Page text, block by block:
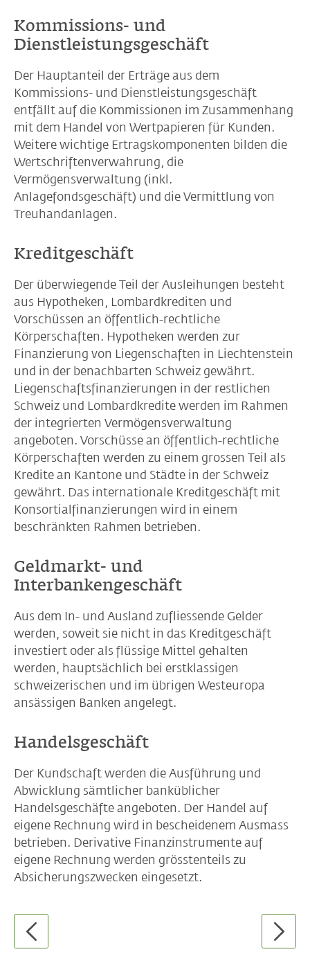
Kommissions- und
Dienstleistungsgeschäft
Der Hauptanteil der Erträge aus dem
Kommissions- und Dienstleistungsgeschäft
entfällt auf die Kommissionen im Zusammenhang
mit dem Handel von Wertpapieren für Kunden.
Weitere wichtige Ertragskomponenten bilden die
Wertschriftenverwahrung, die
Vermögensverwaltung (inkl.
Anlagefondsgeschäft) und die Vermittlung von
Treuhandanlagen.
Kreditgeschäft
Der überwiegende Teil der Ausleihungen besteht
aus Hypotheken, Lombardkrediten und
Vorschüssen an öffentlich-rechtliche
Körperschaften. Hypotheken werden zur
Finanzierung von Liegenschaften in Liechtenstein
und in der benachbarten Schweiz gewährt.
Liegenschaftsfinanzierungen in der restlichen
Schweiz und Lombardkredite werden im Rahmen
der integrierten Vermögensverwaltung
angeboten. Vorschüsse an öffentlich-rechtliche
Körperschaften werden zu einem grossen Teil als
Kredite an Kantone und Städte in der Schweiz
gewährt. Das internationale Kreditgeschäft mit
Konsortialfinanzierungen wird in einem
beschränkten Rahmen betrieben.
Geldmarkt- und
Interbankengeschäft
Aus dem In- und Ausland zufliessende Gelder
werden, soweit sie nicht in das Kreditgeschäft
investiert oder als flüssige Mittel gehalten
werden, hauptsächlich bei erstklassigen
schweizerischen und im übrigen Westeuropa
ansässigen Banken angelegt.
Handelsgeschäft
Der Kundschaft werden die Ausführung und
Abwicklung sämtlicher banküblicher
Handelsgeschäfte angeboten. Der Handel auf
eigene Rechnung wird in bescheidenem Ausmass
betrieben. Derivative Finanzinstrumente auf
eigene Rechnung werden grösstenteils zu
Absicherungszwecken eingesetzt.